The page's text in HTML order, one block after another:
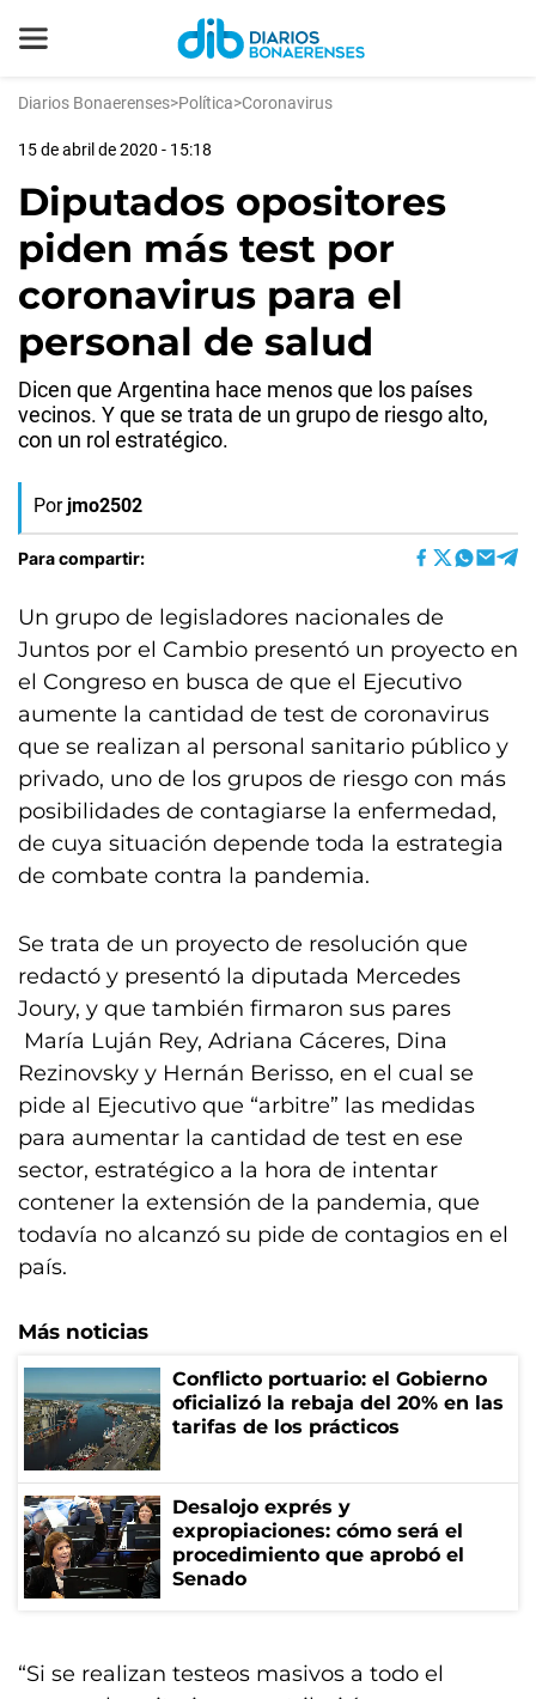
Diarios Bonaerenses>Política>Coronavirus
15 de abril de 2020 - 15:18
Diputados opositores
piden más test por
coronavirus para el
personal de salud
Dicen que Argentina hace menos que los países
vecinos. Y que se trata de un grupo de riesgo alto,
con un rol estratégico.
Por jmo2502
Para compartir:
Un grupo de legisladores nacionales de
Juntos por el Cambio presentó un proyecto en
el Congreso en busca de que el Ejecutivo
aumente la cantidad de test de coronavirus
que se realizan al personal sanitario público y
privado, uno de los grupos de riesgo con más
posibilidades de contagiarse la enfermedad,
de cuya situación depende toda la estrategia
de combate contra la pandemia.
Se trata de un proyecto de resolución que
redactó y presentó la diputada Mercedes
Joury, y que también firmaron sus pares
María Luján Rey, Adriana Cáceres, Dina
Rezinovsky y Hernán Berisso, en el cual se
pide al Ejecutivo que “arbitre” las medidas
para aumentar la cantidad de test en ese
sector, estratégico a la hora de intentar
contener la extensión de la pandemia, que
todavía no alcanzó su pide de contagios en el
país.
Más noticias
Conflicto portuario: el Gobierno
oficializó la rebaja del 20% en las
tarifas de los prácticos
Desalojo exprés y
expropiaciones: cómo será el
procedimiento que aprobó el
Senado
“Si se realizan testeos masivos a todo el